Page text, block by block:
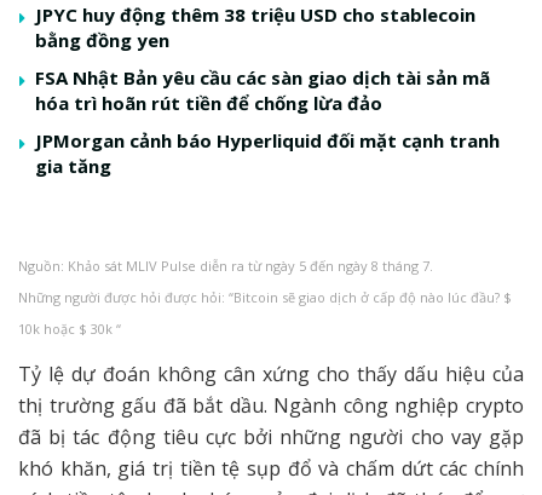
JPYC huy động thêm 38 triệu USD cho stablecoin
bằng đồng yen
FSA Nhật Bản yêu cầu các sàn giao dịch tài sản mã
hóa trì hoãn rút tiền để chống lừa đảo
JPMorgan cảnh báo Hyperliquid đối mặt cạnh tranh
gia tăng
Nguồn: Khảo sát MLIV Pulse diễn ra từ ngày 5 đến ngày 8 tháng 7.
Những người được hỏi được hỏi: “Bitcoin sẽ giao dịch ở cấp độ nào lúc đầu? $
10k hoặc $ 30k “
Tỷ lệ dự đoán không cân xứng cho thấy dấu hiệu của
thị trường gấu đã bắt dầu. Ngành công nghiệp crypto
đã bị tác động tiêu cực bởi những người cho vay gặp
khó khăn, giá trị tiền tệ sụp đổ và chấm dứt các chính